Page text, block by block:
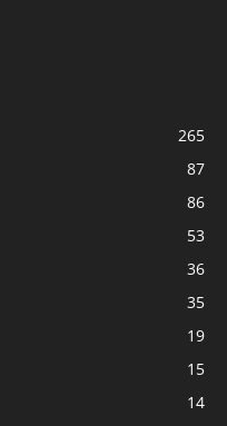
265
87
86
53
36
35
19
15
14